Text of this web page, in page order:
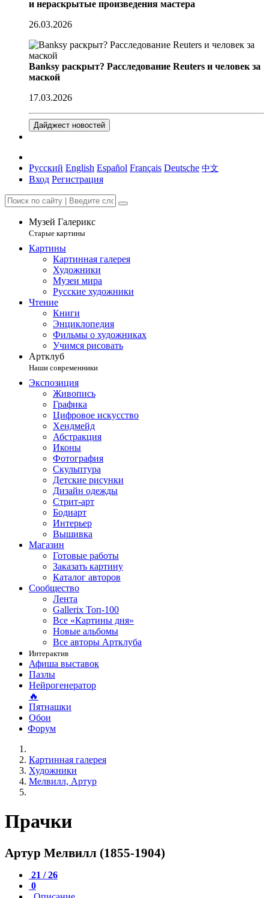
и нераскрытые произведения мастера
26.03.2026
Banksy раскрыт? Расследование Reuters и человек за
маской
17.03.2026
Дайджест новостей
Русский English Español Français Deutsche 中文
Вход Регистрация
Музей Галерикс
Старые картины
Картины
Картинная галерея
Художники
Музеи мира
Русские художники
Чтение
Книги
Энциклопедия
Фильмы о художниках
Учимся рисовать
Артклуб
Наши современники
Экспозиция
Живопись
Графика
Цифровое искусство
Хендмейд
Абстракция
Иконы
Фотография
Скульптура
Детские рисунки
Дизайн одежды
Стрит-арт
Бодиарт
Интерьер
Вышивка
Магазин
Готовые работы
Заказать картину
Каталог авторов
Сообщество
Лента
Gallerix Топ-100
Все «Картины дня»
Новые альбомы
Все авторы Артклуба
Интерактив
Афиша выставок
Пазлы
Нейрогенератор
🔥
Пятнашки
Обои
Форум
Картинная галерея
Художники
Мелвилл, Артур
Прачки
Артур Мелвилл (1855-1904)
21 / 26
0